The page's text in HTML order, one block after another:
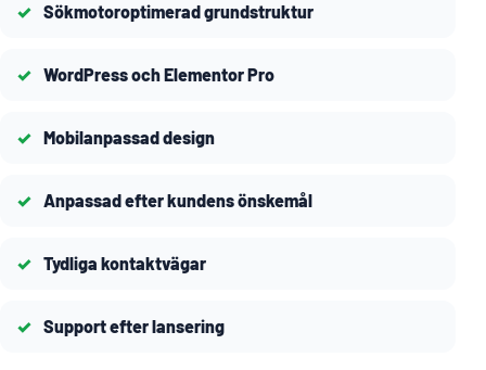
Sökmotoroptimerad grundstruktur
WordPress och Elementor Pro
Mobilanpassad design
Anpassad efter kundens önskemål
Tydliga kontaktvägar
Support efter lansering